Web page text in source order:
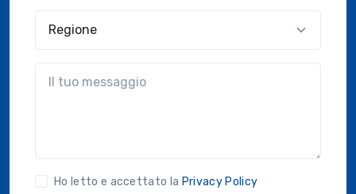
Ho letto e accettato la Privacy Policy